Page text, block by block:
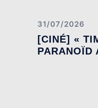
31/07/2026
[CINÉ] «
PARANOÏD